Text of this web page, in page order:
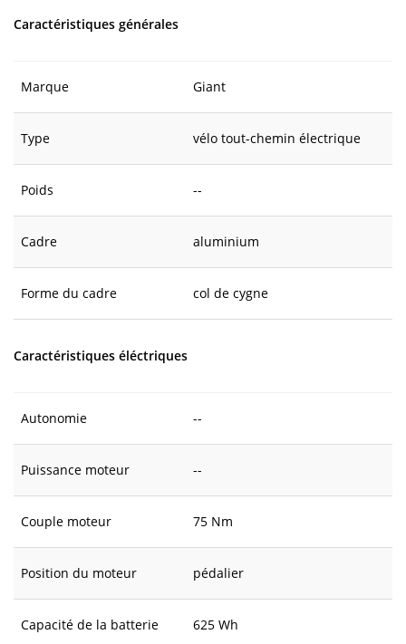
Caractéristiques générales
Marque Giant
Type vélo tout-chemin électrique
Poids --
Cadre aluminium
Forme du cadre col de cygne
Caractéristiques éléctriques
Autonomie --
Puissance moteur --
Couple moteur 75 Nm
Position du moteur pédalier
Capacité de la batterie 625 Wh